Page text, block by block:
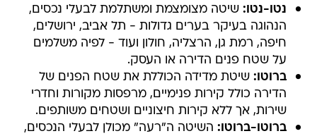
נטו-נטו: שיטה מצומצמת ומשתלמת לבעלי נכסים,
הנהוגה בעיקר בערים גדולות - תל אביב, ירושלים,
חיפה, רמת גן, הרצליה, חולון ועוד - לפיה משלמים
על שטח פנים הדירה או העסק.
ברוטו: שיטת מדידה הכוללת את שטח הפנים של
הדירה כולל קירות פנימיים, מרפסות מקורות וחדרי
שירות, אך ללא קירות חיצוניים ושטחים משותפים.
ברוטו-ברוטו: השיטה ה"רעה" מכולן לבעלי הנכסים,